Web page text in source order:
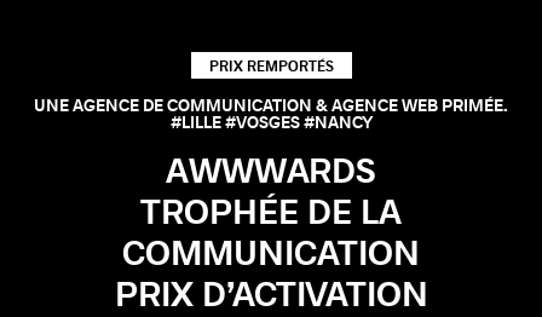
PRIX REMPORTÉS
UNE AGENCE DE COMMUNICATION & AGENCE WEB PRIMÉE.
#LILLE #VOSGES #NANCY
AWWWARDS
TROPHÉE DE LA
COMMUNICATION
PRIX D’ACTIVATION